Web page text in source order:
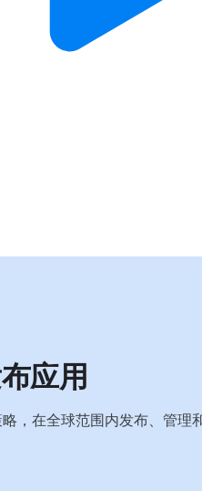
应用
，在全球范围内发布、管理